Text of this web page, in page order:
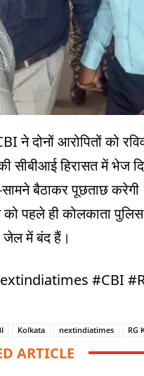
ने दोनों आरोपितों को
सीबीआई हिरासत में भेज
बैठाकर पूछताछ
पहले ही कोलकाता
जेल में बंद हैं।
#CBI
Kolkata nextindiatimes RG
ARTICLE